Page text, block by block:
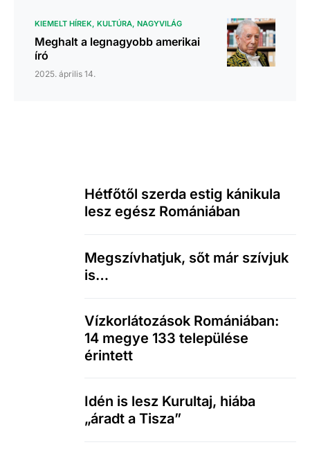
KIEMELT HÍREK KULTÚRA NAGYVILÁG
Meghalt a legnagyobb amerikai
író
2025. április 14.
Hétfőtől szerda estig kánikula
lesz egész Romániában
Megszívhatjuk, sőt már szívjuk
is…
Vízkorlátozások Romániában:
14 megye 133 települése
érintett
Idén is lesz Kurultaj, hiába
„áradt a Tisza”